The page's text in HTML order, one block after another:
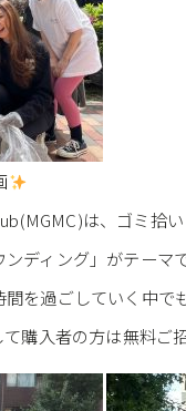
は、ゴミ拾
ディング」がテーマ
を過ごしていく中
購入者の方は無料ご